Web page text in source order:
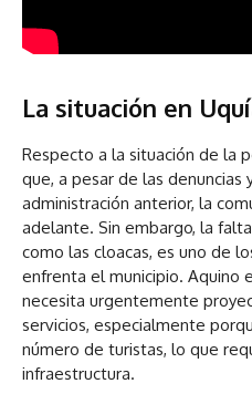
La situación en
Respecto a la situación de la
que, a pesar de las denuncias
administración anterior, la
adelante. Sin embargo, la
como las cloacas, es uno de
enfrenta el municipio. Aquino
necesita urgentemente
servicios, especialmente
número de turistas, lo que
infraestructura.